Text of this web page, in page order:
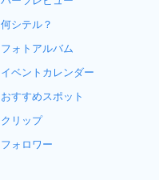
何シテル？
フォトアルバム
イベントカレンダー
おすすめスポット
クリップ
フォロワー